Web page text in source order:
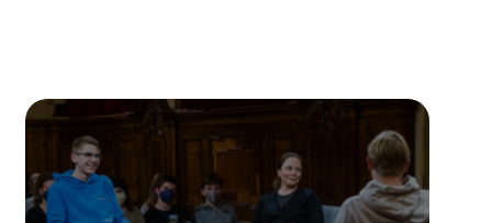
Dazu lesen Politiker aus dem Buch
"Meine Vaterstadt Stavenhagen" lesen.